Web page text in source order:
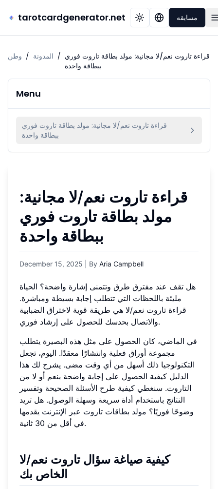
tarotcardgenerator.net مسابقه
وطن / المدونة / قراءة تاروت نعم/لا مجانية: مولد بطاقة تاروت فوري
ببطاقة واحدة
Menu
قراءة تاروت نعم/لا مجانية: مولد بطاقة تاروت فوري
ببطاقة واحدة
قراءة تاروت نعم/لا مجانية:
مولد بطاقة تاروت فوري
ببطاقة واحدة
December 15, 2025 | By Aria Campbell
هل تقف عند مفترق طرق وتتمنى إشارة واضحة؟ الحياة
مليئة باللحظات التي تتطلب إجابة بسيطة ومباشرة.
قراءة تاروت نعم/لا هي طريقة قوية لاختراق الضبابية
والاتصال بحدسك للحصول على إرشاد فوري.
في الماضي، كان الحصول على مثل هذه البصيرة يتطلب
مجموعة أوراق فعلية وانتشارًا معقدًا. اليوم، تجعل
التكنولوجيا ذلك أسهل من أي وقت مضى. يشرح لك هذا
الدليل كيفية الحصول على إجابة واضحة بنعم أو لا من
التاروت. سنغطي كيفية طرح الأسئلة الصحيحة وتفسير
النتائج باستخدام أداة سريعة وسهلة الوصول. هل تريد
وضوحًا فوريًا؟ مولد بطاقات تاروت عبر الإنترنت يقدمها
في أقل من 30 ثانية.
كيفية صياغة سؤال تاروت نعم/لا
الخاص بك